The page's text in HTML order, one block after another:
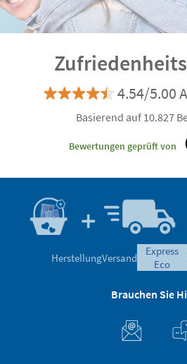
4.54/5.00
Basierend auf 10.827
Bewertungen geprüft von
HerstellungVersand
express
eco
Brauchen Sie